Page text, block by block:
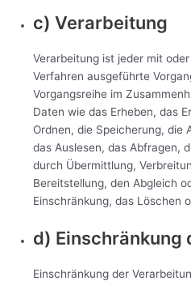
c) Verarbeitung
Verarbeitung ist jeder mit
Verfahren ausgeführte
Vorgangsreihe im
Daten wie das Erheben, das
Ordnen, die Speicherung, die
das Auslesen, das Abfragen,
durch Übermittlung,
Bereitstellung, den Abgleich
Einschränkung, das Löschen
d) Einschränkung
Einschränkung der